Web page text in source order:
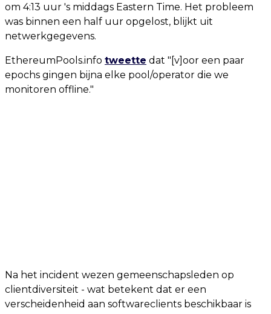
om 4:13 uur 's middags Eastern Time. Het probleem
was binnen een half uur opgelost, blijkt uit
netwerkgegevens.
EthereumPools.info tweette dat "[v]oor een paar
epochs gingen bijna elke pool/operator die we
monitoren offline."
Na het incident wezen gemeenschapsleden op
clientdiversiteit - wat betekent dat er een
verscheidenheid aan softwareclients beschikbaar is